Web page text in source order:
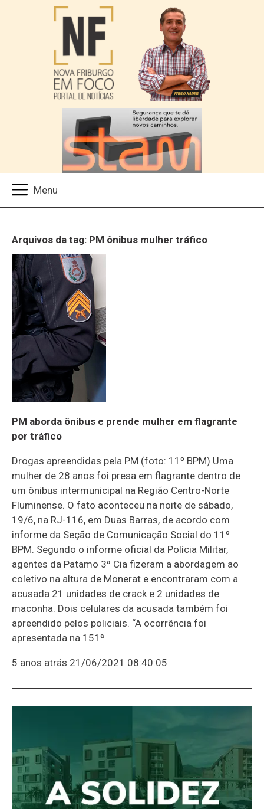
Arquivos da tag: PM ônibus mulher tráfico
PM aborda ônibus e prende mulher em flagrante
por tráfico
Drogas apreendidas pela PM (foto: 11º BPM) Uma
mulher de 28 anos foi presa em flagrante dentro de
um ônibus intermunicipal na Região Centro-Norte
Fluminense. O fato aconteceu na noite de sábado,
19/6, na RJ-116, em Duas Barras, de acordo com
informe da Seção de Comunicação Social do 11º
BPM. Segundo o informe oficial da Polícia Militar,
agentes da Patamo 3ª Cia fizeram a abordagem ao
coletivo na altura de Monerat e encontraram com a
acusada 21 unidades de crack e 2 unidades de
maconha. Dois celulares da acusada também foi
apreendido pelos policiais. “A ocorrência foi
apresentada na 151ª
5 anos atrás 21/06/2021 08:40:05